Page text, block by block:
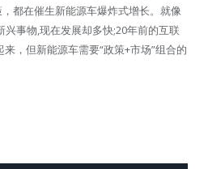
都在催生新能源车爆炸式增长。就像
兴事物,现在发展却多快;20年前的互联
，但新能源车需要“政策+市场”组合的